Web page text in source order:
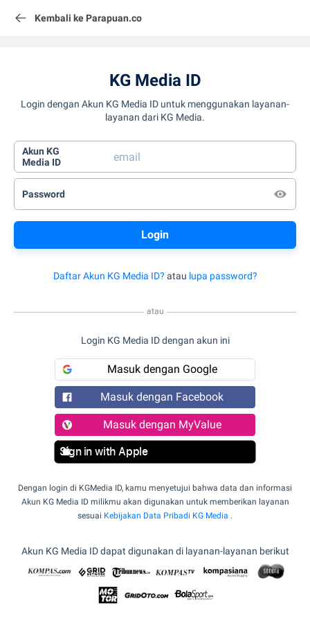
Kembali ke Parapuan.co
KG Media ID
Login dengan Akun KG Media ID untuk menggunakan layanan-
layanan dari KG Media.
Akun KG
Media ID
Password
Daftar Akun KG Media ID? atau lupa password?
atau
Login KG Media ID dengan akun ini
Masuk dengan Google
Masuk dengan Facebook
Masuk dengan MyValue
Sign in with Apple
Dengan login di KGMedia ID, kamu menyetujui bahwa data dan informasi
Akun KG Media ID milikmu akan digunakan untuk memberikan layanan
sesuai Kebijakan Data Pribadi KG Media .
Akun KG Media ID dapat digunakan di layanan-layanan berikut